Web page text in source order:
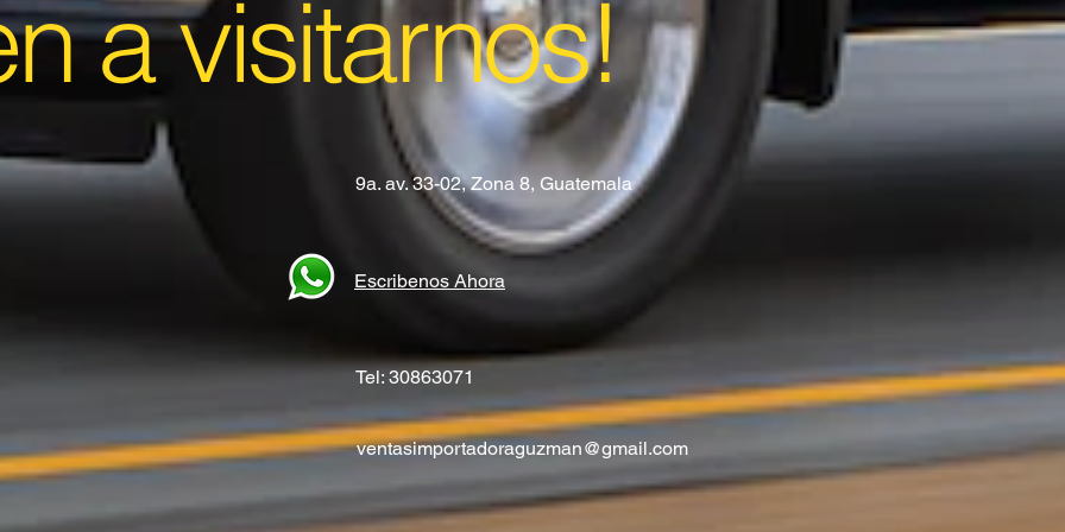
a visitarnos!
9a. av. 33-02, Zona 8, Guatemala
Escribenos Ahora
Tel: 30863071
ventasimportadoraguzman@gmail.com